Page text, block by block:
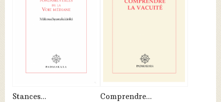
Stances... Comprendre...